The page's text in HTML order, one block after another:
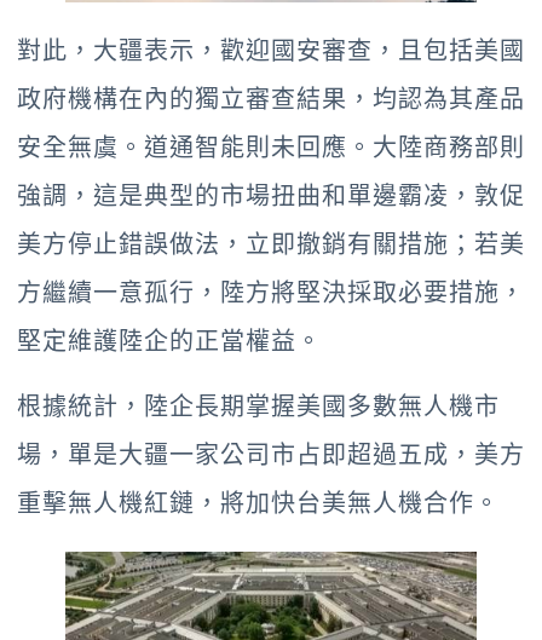
對此，大疆表示，歡迎國安審查，且包括美國
政府機構在內的獨立審查結果，均認為其產品
安全無虞。道通智能則未回應。大陸商務部則
強調，這是典型的市場扭曲和單邊霸凌，敦促
美方停止錯誤做法，立即撤銷有關措施；若美
方繼續一意孤行，陸方將堅決採取必要措施，
堅定維護陸企的正當權益。
根據統計，陸企長期掌握美國多數無人機市
場，單是大疆一家公司市占即超過五成，美方
重擊無人機紅鏈，將加快台美無人機合作。